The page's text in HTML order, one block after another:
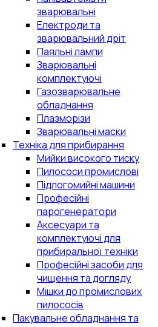
зварювальні
Електроди та
зварювальний дріт
Паяльні лампи
Зварювальні
комплектуючі
Газозварювальне
обладнання
Плазморізи
Зварювальні маски
Техніка для прибирання
Мийки високого тиску
Пилососи промислові
Підлогомийні машини
Професійні
парогенератори
Аксесуари та
комплектуючі для
прибиральної техніки
Професійні засоби для
чищення та догляду
Мішки до промислових
пилососів
Пакувальне обладнання та